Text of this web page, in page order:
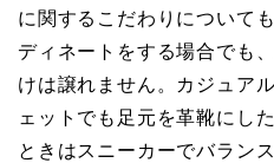
に関するこだわりについて
ディネートをする場合でも
けは譲れません。カジュア
ェットでも足元を革靴にし
ときはスニーカーでバラン